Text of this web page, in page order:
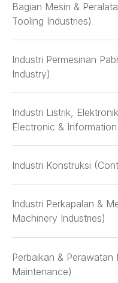
Bagian Mesin &
Tooling Industries)
Industri Permesinan
Industry)
Industri Listrik,
Electronic &
Industri Konstruksi
Industri Perkapalan &
Machinery Industries)
Perbaikan &
Maintenance)